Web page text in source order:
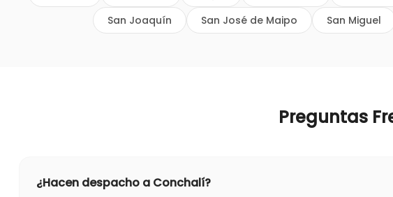
San Joaquín
San José de Maipo San Miguel
Preguntas
¿Hacen despacho a Conchalí?